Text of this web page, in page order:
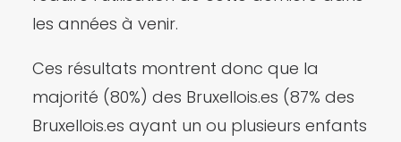
les années à venir.
Ces résultats montrent donc que la
majorité (80%) des Bruxellois.es (87% des
Bruxellois.es ayant un ou plusieurs enfants